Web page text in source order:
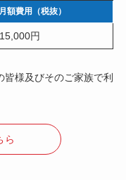
月額費用（税抜）
15,000円
様及びそのご家族で利
ら